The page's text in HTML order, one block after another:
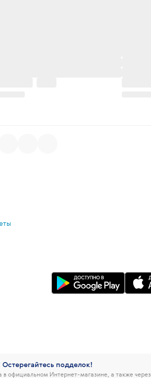
подделок!
официальном Интернет-магазине, а также через